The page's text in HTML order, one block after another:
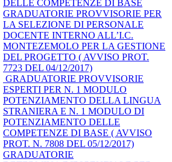
DELLE COMPETENZE DI BASE
GRADUATORIE PROVVISORIE PER
LA SELEZIONE DI PERSONALE
DOCENTE INTERNO ALL’I.C.
MONTEZEMOLO PER LA GESTIONE
DEL PROGETTO ( AVVISO PROT.
7723 DEL 04/12/2017)
​ GRADUATORIE PROVVISORIE
ESPERTI PER N. 1 MODULO
POTENZIAMENTO DELLA LINGUA
STRANIERA E N. 1 MODULO DI
POTENZIAMENTO DELLE
COMPETENZE DI BASE ( AVVISO
PROT. N. 7808 DEL 05/12/2017)
GRADUATORIE